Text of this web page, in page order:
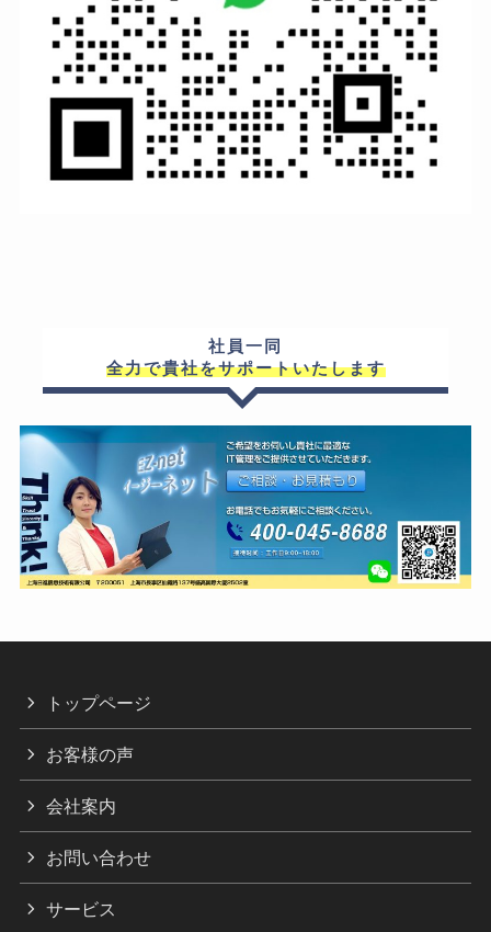
社員一同
全力で貴社をサポートいたします
トップページ
お客様の声
会社案内
お問い合わせ
サービス